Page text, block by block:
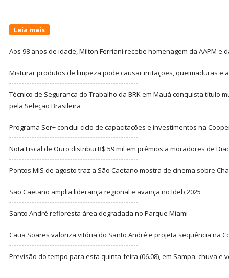
Leia mais
Aos 98 anos de idade, Milton Ferriani recebe homenagem da AAPM e
Misturar produtos de limpeza pode causar irritações, queimaduras e
Técnico de Segurança do Trabalho da BRK em Mauá conquista título
pela Seleção Brasileira
Programa Ser+ conclui ciclo de capacitações e investimentos na
Nota Fiscal de Ouro distribui R$ 59 mil em prêmios a moradores de
Pontos MIS de agosto traz a São Caetano mostra de cinema sobre
São Caetano amplia liderança regional e avança no Ideb 2025
Santo André refloresta área degradada no Parque Miami
Cauã Soares valoriza vitória do Santo André e projeta sequência na
Previsão do tempo para esta quinta-feira (06.08), em Sampa: chuva e